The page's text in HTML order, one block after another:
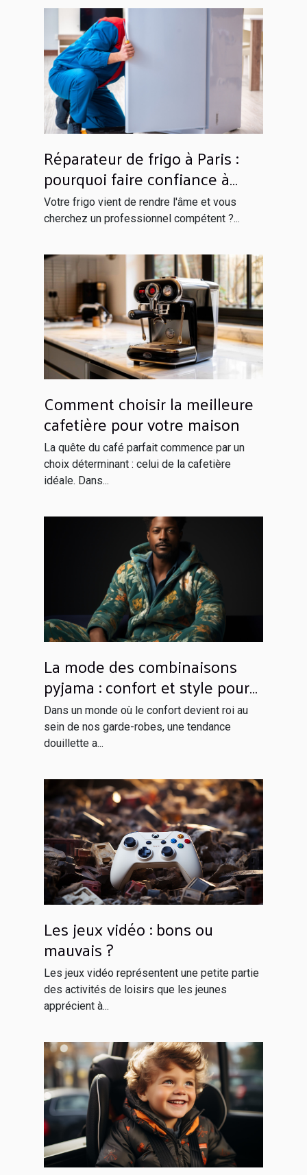
Réparateur de frigo à Paris :
pourquoi faire confiance à
Globals Services ?
Votre frigo vient de rendre l'âme et vous
cherchez un professionnel compétent ?...
Comment choisir la meilleure
cafetière pour votre maison
La quête du café parfait commence par un
choix déterminant : celui de la cafetière
idéale. Dans...
La mode des combinaisons
pyjama : confort et style pour
rester à la maison
Dans un monde où le confort devient roi au
sein de nos garde-robes, une tendance
douillette a...
Les jeux vidéo : bons ou
mauvais ?
Les jeux vidéo représentent une petite partie
des activités de loisirs que les jeunes
apprécient à...